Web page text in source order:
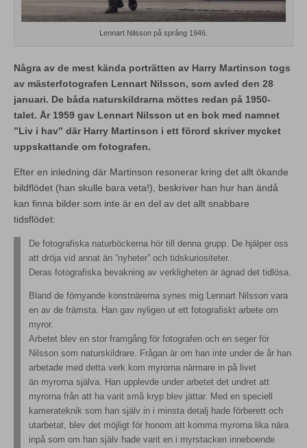
Lennart Nilsson på språng 1946.
Några av de mest kända porträtten av Harry Martinson togs
av mästerfotografen Lennart Nilsson, som avled den 28
januari. De båda naturskildrarna möttes redan på 1950-
talet. År 1959 gav Lennart Nilsson ut en bok med namnet
”Liv i hav” där Harry Martinson i ett förord skriver mycket
uppskattande om fotografen.
Efter en inledning där Martinson resonerar kring det allt ökande
bildflödet (han skulle bara veta!), beskriver han hur han ändå
kan finna bilder som inte är en del av det allt snabbare
tidsflödet:
De fotografiska naturböckerna hör till denna grupp. De hjälper oss
att dröja vid annat än ”nyheter” och tidskuriositeter.
Deras fotografiska bevakning av verkligheten är ägnad det tidlösa.
Bland de förnyande konstnärerna synes mig Lennart Nilsson vara
en av de främsta. Han gav nyligen ut ett fotografiskt arbete om
myror.
Arbetet blev en stor framgång för fotografen och en seger för
Nilsson som naturskildrare. Frågan är om han inte under de år han
arbetade med detta verk kom myrorna närmare in på livet
än myrorna själva. Han upplevde under arbetet det undret att
myrorna från att ha varit små kryp blev jättar. Med en speciell
kamerateknik som han själv in i minsta detalj hade förberett och
utarbetat, blev det möjligt för honom att komma myrorna lika nära
inpå som om han själv hade varit en i myrstacken inneboende